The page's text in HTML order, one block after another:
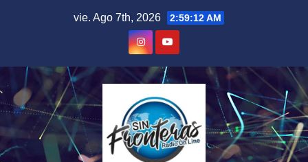
vie. Ago 7th, 2026 2:59:12 AM